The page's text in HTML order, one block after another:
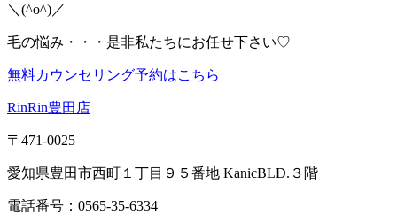
＼(^o^)／
毛の悩み・・・是非私たちにお任せ下さい♡
無料カウンセリング予約はこちら
RinRin豊田店
〒471-0025
愛知県豊田市西町１丁目９５番地 KanicBLD.３階
電話番号：0565-35-6334